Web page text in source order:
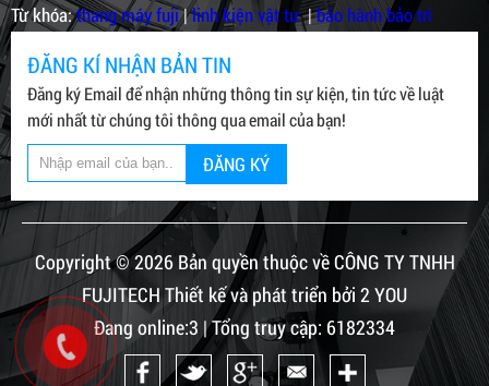
Từ khóa:thang máy fuji|linh kiện vật tư|bảo hành bảo trì
ĐĂNG KÍ NHẬN BẢN TIN
Đăng ký Email để nhận những thông tin sự kiện, tin tức về luật
mới nhất từ chúng tôi thông qua email của bạn!
ĐĂNG KÝ
Copyright © 2026 Bản quyền thuộc về CÔNG TY TNHH
FUJITECH Thiết kế và phát triển bởi 2 YOU
Đang online:3 | Tổng truy cập: 6182334